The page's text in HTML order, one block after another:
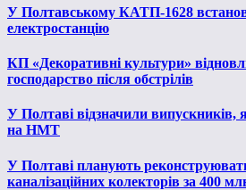
У Полтавському КАТП-1628
електростанцію
КП «Декоративні культури»
господарство після обстрілів
У Полтаві відзначили випускників,
на НМТ
У Полтаві планують
каналізаційних колекторів за 400